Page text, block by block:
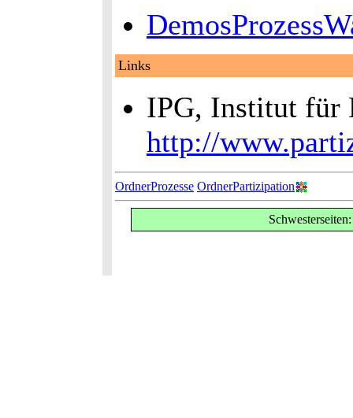
Links
IPG, Institut für
http://
OrdnerProzesse OrdnerPartizipation